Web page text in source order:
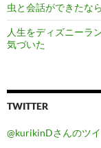
虫と会話ができたな
人生をディズニーラ
気づいた
TWITTER
@kurikinDさんのツ